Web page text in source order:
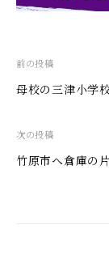
投
稿
ビ
ゲ
前の投稿
母校の三津小学
次の投稿
竹原市へ倉庫の